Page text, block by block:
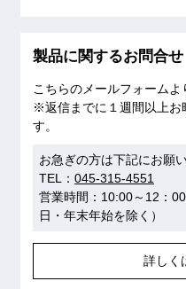
製品に関するお問合せ
こちらのメールフォームよ
※返信までに１週間以上お
す。
お急ぎの方は下記にお願
TEL： 045-315-4551
営業時間：10:00～12：
日・年末年始を除く）
詳しく